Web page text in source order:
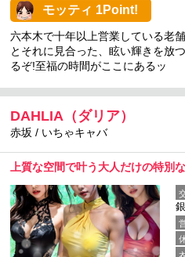
モッティ 1Point!
六本木で十年以上営業している老
とそれに見合った、眩い輝きを放
るぞ!至福の時間がここにあるッ
DAHLIA（ダリア）
赤坂 / いちゃキャバ
上質な空間で叶う大人だけの特別